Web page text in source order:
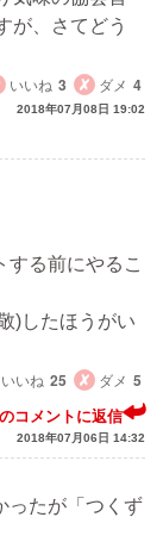
が、さてどう
いいね 3 ダメ 4
2018年07月08日 19:02
する前にやるこ
)したほうがい
いいね 25 ダメ 5
コメントに返信
2018年07月06日 14:32
ったが「つくず